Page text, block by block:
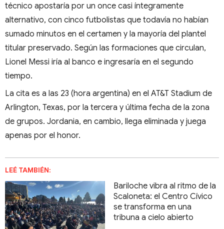
técnico apostaría por un once casi íntegramente
alternativo, con cinco futbolistas que todavía no habían
sumado minutos en el certamen y la mayoría del plantel
titular preservado. Según las formaciones que circulan,
Lionel Messi iría al banco e ingresaría en el segundo
tiempo.
La cita es a las 23 (hora argentina) en el AT&T Stadium de
Arlington, Texas, por la tercera y última fecha de la zona
de grupos. Jordania, en cambio, llega eliminada y juega
apenas por el honor.
LEÉ TAMBIÉN:
Bariloche vibra al ritmo de la
Scaloneta: el Centro Cívico
se transforma en una
tribuna a cielo abierto